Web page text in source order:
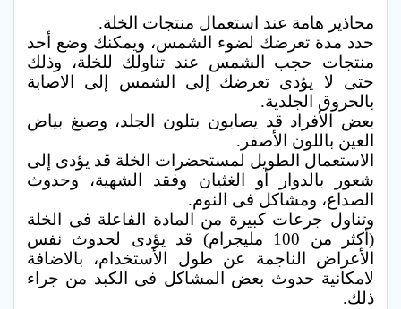
محاذير هامة عند استعمال منتجات الخلة.
حدد مدة تعرضك لضوء الشمس، ويمكنك وضع أحد
منتجات حجب الشمس عند تناولك للخلة، وذلك
حتى لا يؤدى تعرضك إلى الشمس إلى الاصابة
بالحروق الجلدية.
بعض الأفراد قد يصابون بتلون الجلد، وصبغ بياض
العين باللون الأصفر.
الاستعمال الطويل لمستحضرات الخلة قد يؤدى إلى
شعور بالدوار أو الغثيان وفقد الشهية، وحدوث
الصداع، ومشاكل فى النوم.
وتناول جرعات كبيرة من المادة الفاعلة فى الخلة
(أكثر من 100 مليجرام) قد يؤدى لحدوث نفس
الأعراض الناجمة عن طول الأستخدام، بالاضافة
لامكانية حدوث بعض المشاكل فى الكبد من جراء
ذلك.